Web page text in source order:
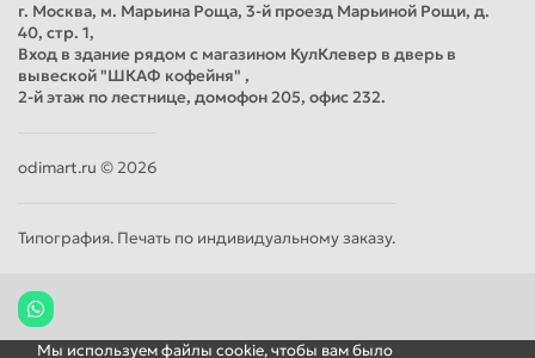
г. Москва, м. Марьина Роща, 3-й проезд Марьиной Рощи, д.
40, стр. 1,
Вход в здание рядом с магазином КулКлевер в дверь в
вывеской "ШКАФ кофейня" ,
2-й этаж по лестнице, домофон 205, офис 232.
odimart.ru © 2026
Типография. Печать по индивидуальному заказу.
Мы используем файлы cookie, чтобы вам было